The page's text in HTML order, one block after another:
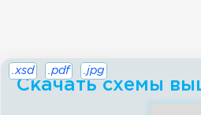
Скачать схемы
.xsd .pdf .jpg